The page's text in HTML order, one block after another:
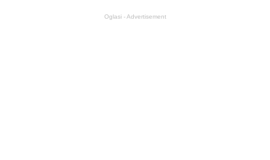
Oglasi - Advertisement